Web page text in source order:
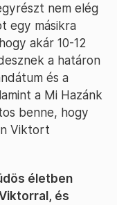
nem elég
egy másikra
akár 10-12
a határon
és a
a Mi Hazánk
benne, hogy
Viktort
életben
és